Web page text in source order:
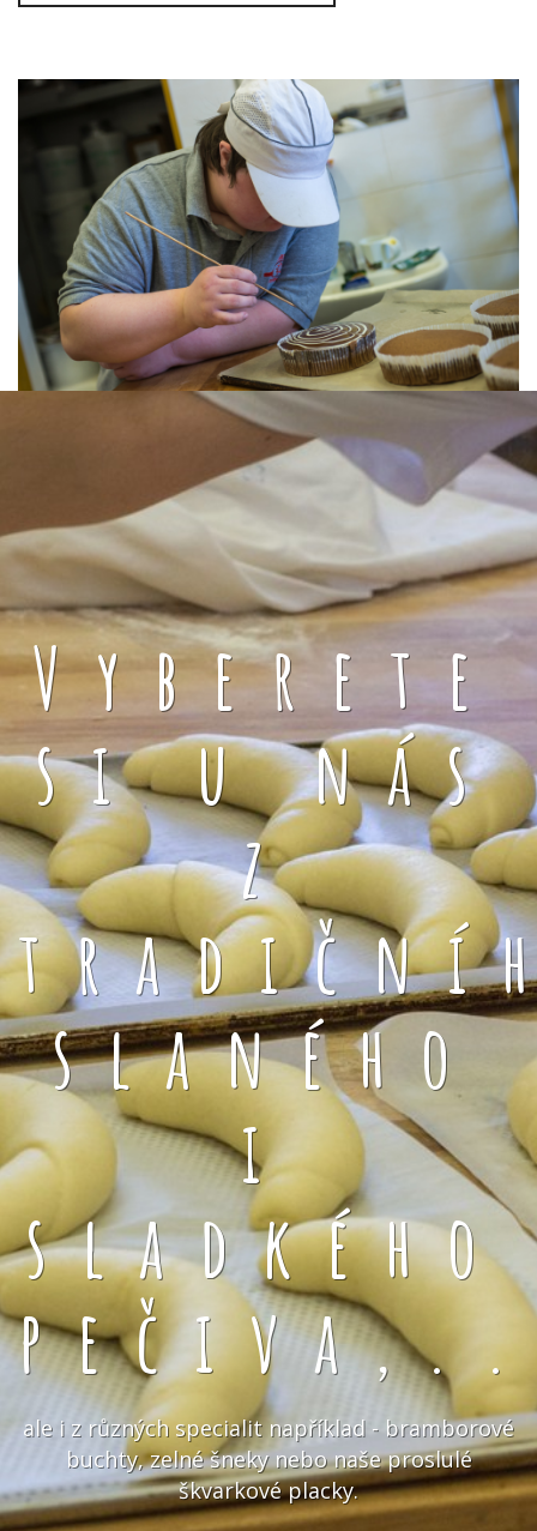
Vyberete
si u nás
z
slaného
i
sladkého
ale i z různých specialit například - bramborové
buchty, zelné šneky nebo naše proslulé
škvarkové placky.